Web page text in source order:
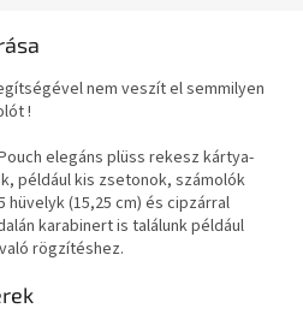
nem veszít el semmilyen
!
elegáns plüss rekesz kártya-
például kis zsetonok, számolók
hüvelyk (15,25 cm) és cipzárral
karabinert is találunk például
rögzítéshez.